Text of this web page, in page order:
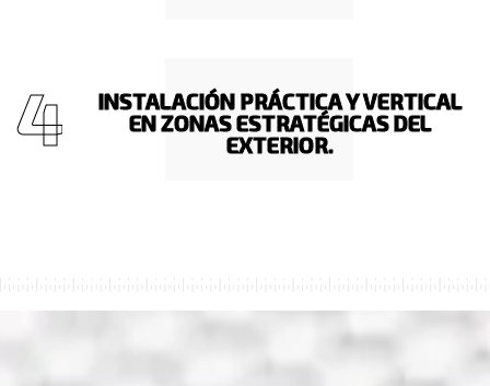
4
INSTALACIÓN PRÁCTICA Y VERTICAL
EN ZONAS ESTRATÉGICAS DEL
EXTERIOR.